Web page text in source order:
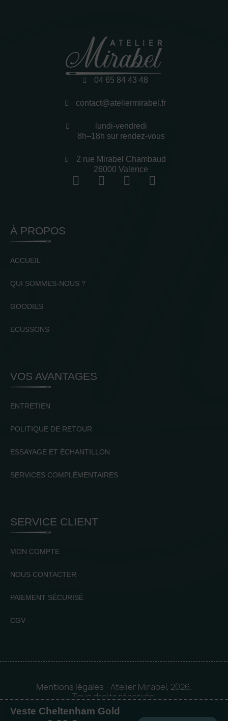
Veste Cheltenham Gold
04 65 84 43 48
contact@ateliermirabel.fr
lundi-vendredi
8h–18h sur rendez-vous
2 rue Mirabel Chambaud
26000 Valence
À PROPOS
ACCUEIL
QUI SOMMES-NOUS ?
GOODIES
ECUSSONS
VOS AVANTAGES
ENTRETIEN
POLITIQUE DE RETOUR
ESSAYAGE ET ÉCHANTILLON
SERVICES COMPLÉMENTAIRES
SERVICE CLIENT
MON COMPTE
NOUS CONTACTER
PAIEMENT SÉCURISÉ
CGV
Mentions légales - Atelier Mirabel, 2026.
Tous droits réservés.
Mise en orbite 🪐 byLogia |